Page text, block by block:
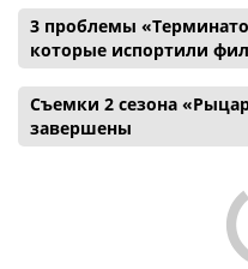
3 проблемы
которые испортили
Съемки 2 сезона
завершены